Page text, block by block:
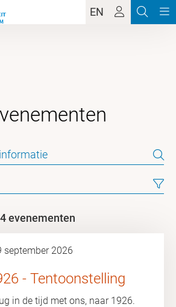
EN
evenementen
september 2026
- Tentoonstelling
in de tijd met ons, naar 1926.